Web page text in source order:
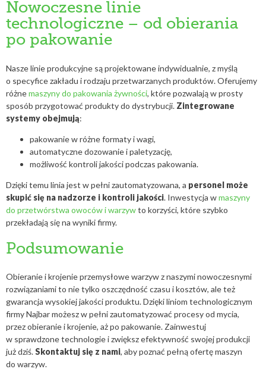
Nowoczesne linie
technologiczne – od obierania
po pakowanie
Nasze linie produkcyjne są projektowane indywidualnie, z myślą
o specyfice zakładu i rodzaju przetwarzanych produktów. Oferujemy
różnemaszyny do pakowania żywności, które pozwalają w prosty
sposób przygotować produkty do dystrybucji. Zintegrowane
systemy obejmują:
pakowanie w różne formaty i wagi,
automatyczne dozowanie i paletyzację,
możliwość kontroli jakości podczas pakowania.
Dzięki temu linia jest w pełni zautomatyzowana, a personel może
skupić się na nadzorze i kontroli jakości. Inwestycja wmaszyny
do przetwórstwa owoców i warzywto korzyści, które szybko
przekładają się na wyniki firmy.
Podsumowanie
Obieranie i krojenie przemysłowe warzyw z naszymi nowoczesnymi
rozwiązaniami to nie tylko oszczędność czasu i kosztów, ale też
gwarancja wysokiej jakości produktu. Dzięki liniom technologicznym
firmy Najbar możesz w pełni zautomatyzować procesy od mycia,
przez obieranie i krojenie, aż po pakowanie. Zainwestuj
w sprawdzone technologie i zwiększ efektywność swojej produkcji
już dziś.Skontaktuj się z nami, aby poznać pełną ofertę maszyn
do warzyw.